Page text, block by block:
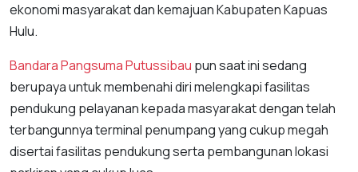
ekonomi masyarakat dan kemajuan Kabupaten Kapuas
Hulu.
Bandara Pangsuma Putussibau pun saat ini sedang
berupaya untuk membenahi diri melengkapi fasilitas
pendukung pelayanan kepada masyarakat dengan telah
terbangunnya terminal penumpang yang cukup megah
disertai fasilitas pendukung serta pembangunan lokasi